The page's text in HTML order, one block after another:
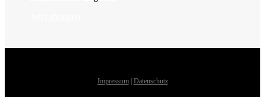
Impressum| Datenschutz